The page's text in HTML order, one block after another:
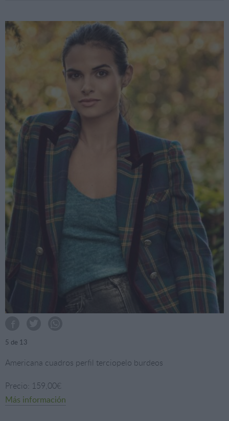
5 de 13
Americana cuadros perfil terciopelo burdeos
Precio: 159,00€
Más información